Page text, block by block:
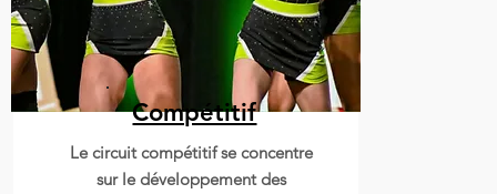
Mode
Compétitif
Le circuit compétitif se concentre
sur le développement des